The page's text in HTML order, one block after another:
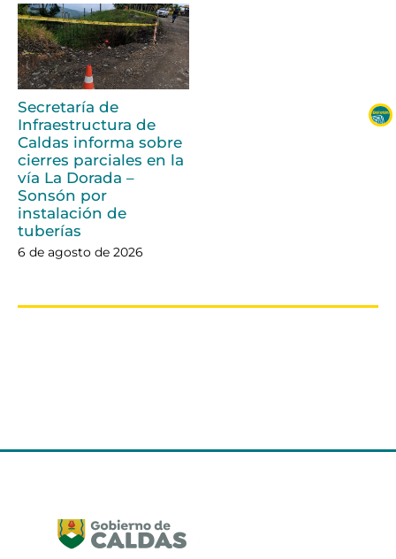
Secretaría de
Infraestructura de
Caldas informa sobre
cierres parciales en la
vía La Dorada –
Sonsón por
instalación de
tuberías
6 de agosto de 2026